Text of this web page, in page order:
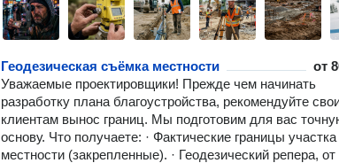
Геодезическая съёмка местности от
Уважаемые проектировщики! Прежде чем начинать
разработку плана благоустройства, рекомендуйте
клиентам вынос границ. Мы подготовим для вас
основу. Что получаете: · Фактические границы
местности (закрепленные). · Геодезический репера, от